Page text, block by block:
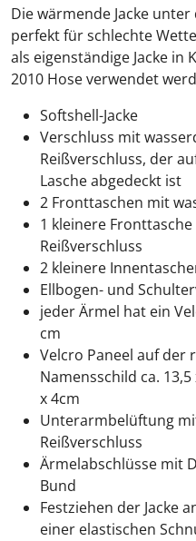
Die wärmende Jacke unter
perfekt für schlechte
als eigenständige Jacke in
2010 Hose verwendet
Softshell-Jacke
Verschluss mit
Reißverschluss, der
Lasche abgedeckt ist
2 Fronttaschen mit
1 kleinere
Reißverschluss
2 kleinere
Ellbogen- und
jeder Ärmel hat ein
cm
Velcro Paneel auf der
Namensschild ca.
x 4cm
Unterarmbelüftung
Reißverschluss
Ärmelabschlüsse mit
Bund
Festziehen der Jacke
einer elastischen